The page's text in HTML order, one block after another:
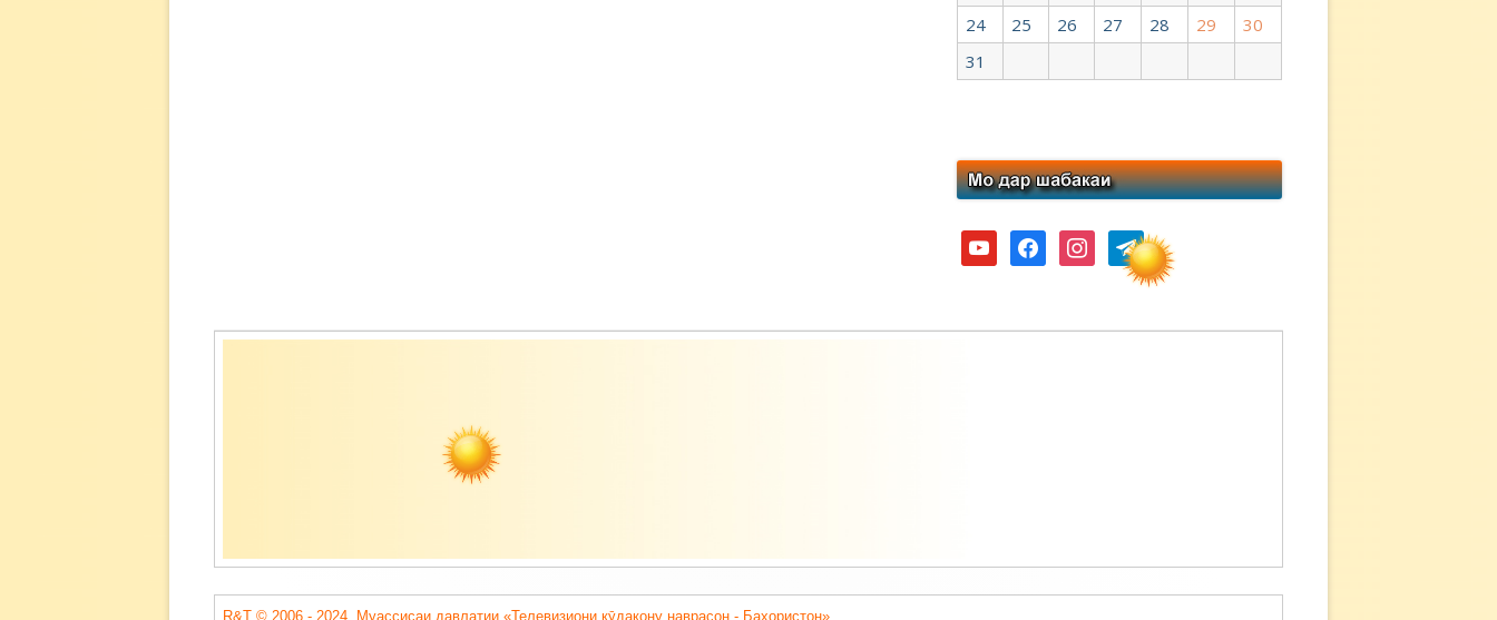
24
25 26 27 28 29
30
31
youtubefacebookinstagramtelegram
Содержимое
R&T © 2006 - 2024. Муассисаи давлатии «Телевизиони кӯдакону наврасон - Баҳористон».